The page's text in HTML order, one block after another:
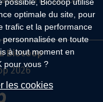
optimale du site, pour
trafic et la performance
en toute
à tout moment en
pour vous ?
les cookies
Biocoop
2026